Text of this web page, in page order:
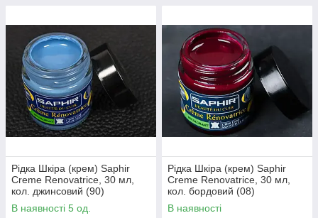
Рідка Шкіра (крем) Saphir
Creme Renovatrice, 30 мл,
кол. джинсовий (90)
В наявності 5 од.
Рідка Шкіра (крем) Saphir
Creme Renovatrice, 30 мл,
кол. бордовий (08)
В наявності